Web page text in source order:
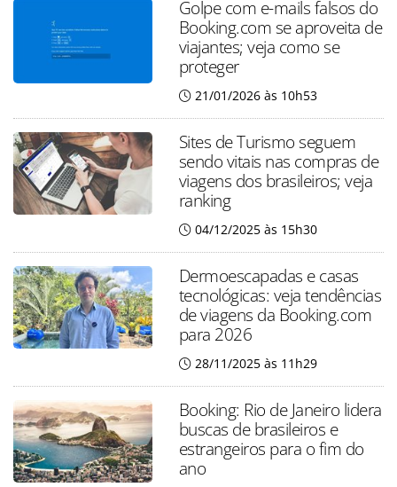
Golpe com e-mails falsos do
Booking.com se aproveita de
viajantes; veja como se
proteger
21/01/2026 às 10h53
Sites de Turismo seguem
sendo vitais nas compras de
viagens dos brasileiros; veja
ranking
04/12/2025 às 15h30
Dermoescapadas e casas
tecnológicas: veja tendências
de viagens da Booking.com
para 2026
28/11/2025 às 11h29
Booking: Rio de Janeiro lidera
buscas de brasileiros e
estrangeiros para o fim do
ano